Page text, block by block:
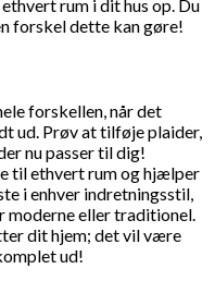
rum i dit hus op. Du
forskel dette kan gøre!
forskellen, når det
ud. Prøv at tilføje plaider,
nu passer til dig!
til ethvert rum og hjælper
i enhver indretningsstil,
moderne eller traditionel.
dit hjem; det vil være
ud!